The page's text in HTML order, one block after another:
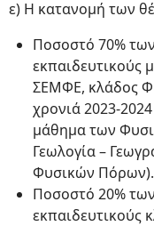
ε) Η κατανομή των
Ποσοστό 70%
εκπαιδευτικούς
ΣΕΜΦΕ, κλάδος
χρονιά 2023-
μάθημα των
Γεωλογία –
Φυσικών Πόρων).
Ποσοστό 20%
εκπαιδευτικούς